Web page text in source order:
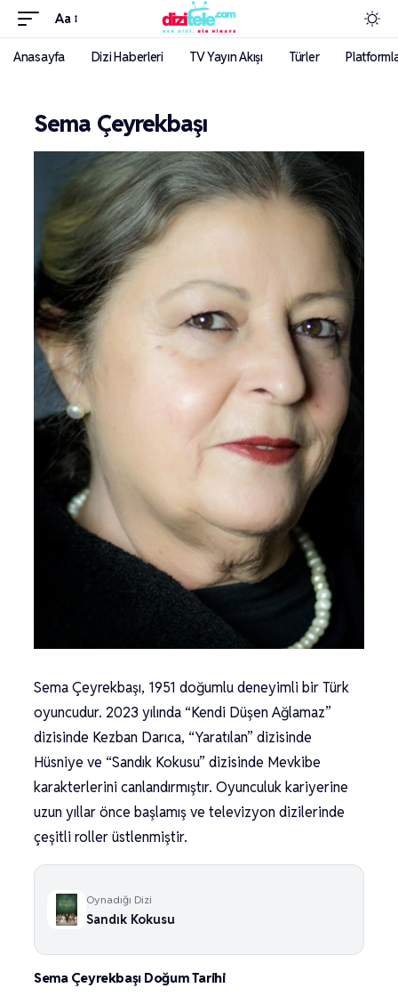
Aa
Anasayfa Dizi Haberleri TV Yayın Akışı Türler
Sema Çeyrekbaşı
Sema Çeyrekbaşı, 1951 doğumlu deneyimli bir Türk
oyuncudur. 2023 yılında “Kendi Düşen Ağlamaz”
dizisinde Kezban Darıca, “Yaratılan” dizisinde
Hüsniye ve “Sandık Kokusu” dizisinde Mevkibe
karakterlerini canlandırmıştır. Oyunculuk kariyerine
uzun yıllar önce başlamış ve televizyon dizilerinde
çeşitli roller üstlenmiştir.
Oynadığı Dizi
Sandık Kokusu
Sema Çeyrekbaşı Doğum Tarihi